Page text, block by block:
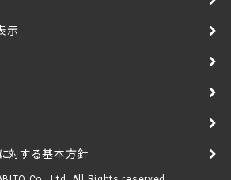
示
対する基本方針